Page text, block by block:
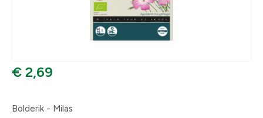
€ 2,69
Bolderik - Milas